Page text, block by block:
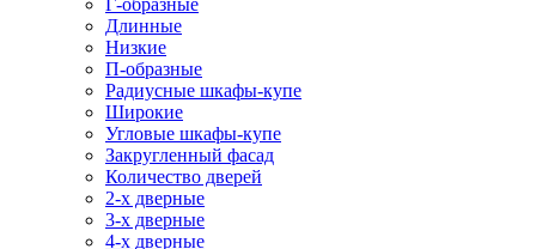
Г-образные
Длинные
Низкие
П-образные
Радиусные шкафы-купе
Широкие
Угловые шкафы-купе
Закругленный фасад
Количество дверей
2-х дверные
3-х дверные
4-х дверные